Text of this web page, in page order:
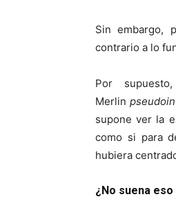
Sin embargo,
contrario a lo
Por
Merlin
supone ver la
como si para
hubiera
¿No suena